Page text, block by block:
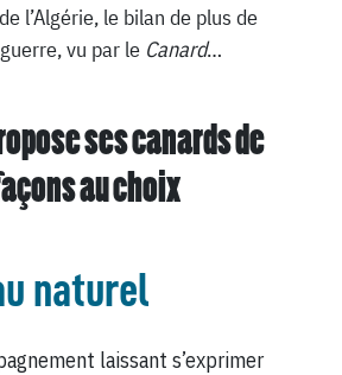
l’Algérie, le bilan de plus de
vu par le Canard…
ses canards de
au choix
naturel
laissant s’exprimer